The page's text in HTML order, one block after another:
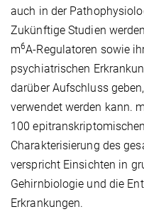
auch in der
Zukünftige Studien
m6A-Regulatoren sowie
psychiatrischen
darüber Aufschluss
verwendet werden kann.
100
Charakterisierung des
verspricht Einsichten in
Gehirnbiologie und die
Erkrankungen.